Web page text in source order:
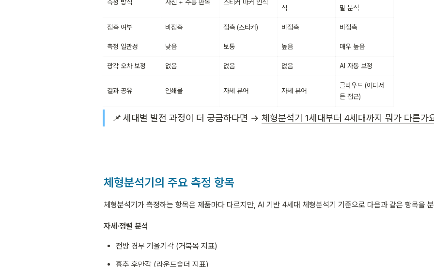
측정 방식 사진 + 수동 판독 스티커 마커 인식
식
밀 분석
접촉 여부 비접촉 접촉 (스티커) 비접촉 비접촉
측정 일관성 낮음 보통 높음 매우 높음
광각 오차 보정 없음 없음 없음 AI 자동 보정
결과 공유 인쇄물 자체 뷰어 자체 뷰어
클라우드 (어디서
든 접근)
📌 세대별 발전 과정이 더 궁금하다면 → 체형분석기 1세대부터 4세대까지 뭐가 다른가
체형분석기의 주요 측정 항목
체형분석기가 측정하는 항목은 제품마다 다르지만, AI 기반 4세대 체형분석기 기준으로 다음과 같은 항목을
자세·정렬 분석
전방 경부 기울기각 (거북목 지표)
흉추 후만각 (라운드숄더 지표)